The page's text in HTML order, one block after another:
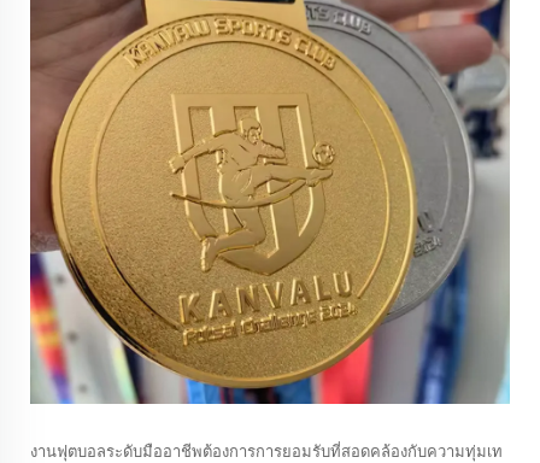
งานฟุตบอลระดับมืออาชีพต้องการการยอมรับที่สอดคล้องกับความทุ่มเท